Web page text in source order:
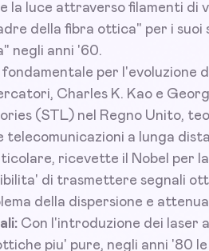
la luce attraverso filamenti di
della fibra ottica" per i suoi
negli anni '60.
per l'evoluzione
Charles K. Kao e
(STL) nel Regno Unito,
a lunga
ricevette il Nobel per
di trasmettere segnali
della dispersione e
Con l'introduzione dei laser
piu' pure, negli anni '80